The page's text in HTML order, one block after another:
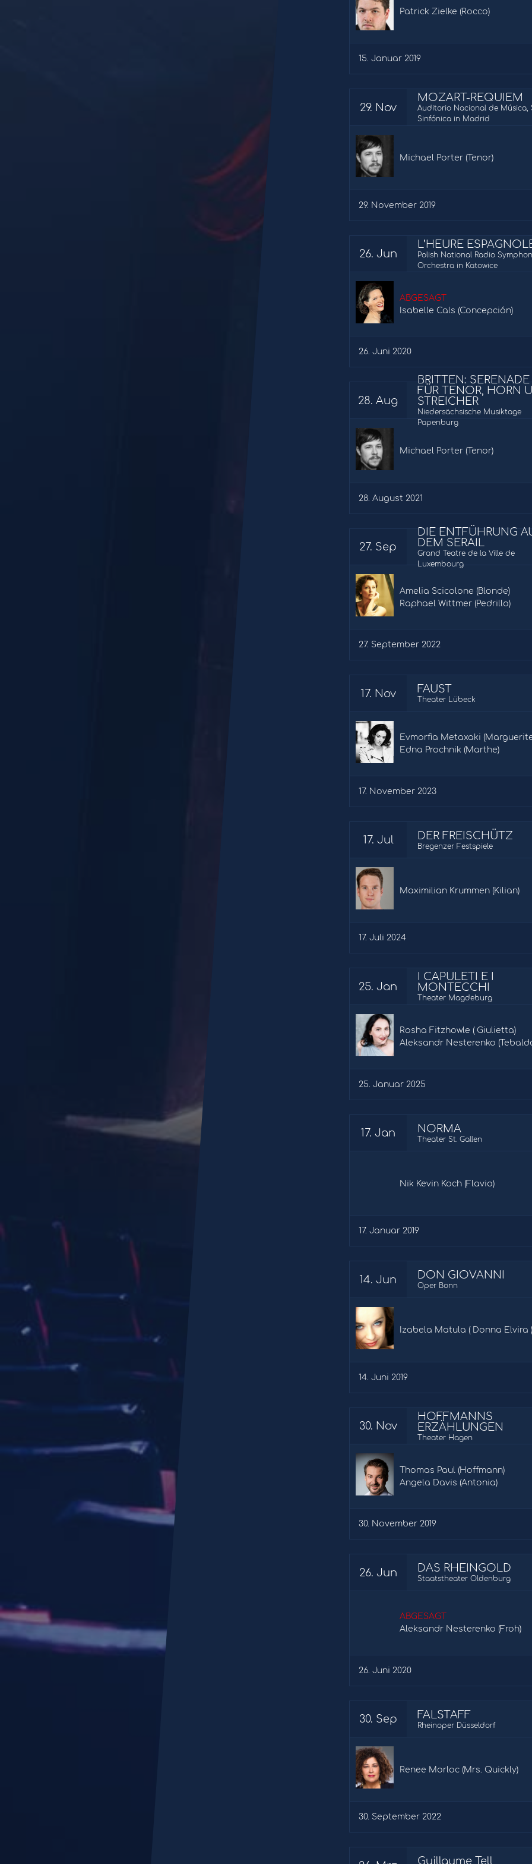
Patrick Zielke (Rocco)
15. Januar 2019
29. Nov
MOZART-REQUIEM
Auditorio Nacional de Música,
Sinfónica in Madrid
Michael Porter (Tenor)
29. November 2019
26. Jun
L’HEURE
Polish National Radio
Orchestra in Katowice
ABGESAGT
Isabelle Cals (Concepción)
26. Juni 2020
28. Aug
BRITTEN: SERENADE
FÜR TENOR, HORN
STREICHER
Niedersächsische Musiktage
Papenburg
Michael Porter (Tenor)
28. August 2021
27. Sep
DIE ENTFÜHRUNG
DEM SERAIL
Grand Teatre de la Ville de
Luxembourg
Amelia Scicolone (Blonde)
Raphael Wittmer (Pedrillo)
27. September 2022
17. Nov FAUST
Theater Lübeck
Evmorfia Metaxaki
Edna Prochnik (Marthe)
17. November 2023
17. Jul DER FREISCHÜTZ
Bregenzer Festspiele
Maximilian Krummen (Kilian)
17. Juli 2024
25. Jan
I CAPULETI E I
MONTECCHI
Theater Magdeburg
Rosha Fitzhowle ( Giulietta)
Aleksandr Nesterenko
25. Januar 2025
17. Jan NORMA
Theater St. Gallen
Nik Kevin Koch (Flavio)
17. Januar 2019
14. Jun DON GIOVANNI
Oper Bonn
Izabela Matula ( Donna Elvira )
14. Juni 2019
30. Nov
HOFFMANNS
ERZÄHLUNGEN
Theater Hagen
Thomas Paul (Hoffmann)
Angela Davis (Antonia)
30. November 2019
26. Jun DAS RHEINGOLD
Staatstheater Oldenburg
ABGESAGT
Aleksandr Nesterenko (Froh)
26. Juni 2020
30. Sep FALSTAFF
Rheinoper Düsseldorf
Renee Morloc (Mrs. Quickly)
30. September 2022
Guillaume Tell